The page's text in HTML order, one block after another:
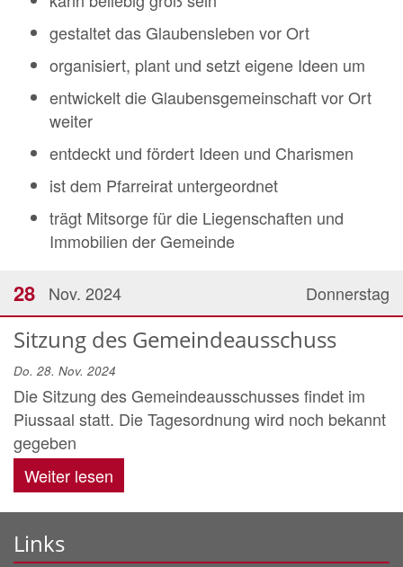
gestaltet das Glaubensleben vor Ort
organisiert, plant und setzt eigene Ideen um
entwickelt die Glaubensgemeinschaft vor Ort
weiter
entdeckt und fördert Ideen und Charismen
ist dem Pfarreirat untergeordnet
trägt Mitsorge für die Liegenschaften und
Immobilien der Gemeinde
Donnerstag
28 Nov. 2024
Sitzung des Gemeindeausschuss
Do. 28. Nov. 2024
Die Sitzung des Gemeindeausschusses findet im
Piussaal statt. Die Tagesordnung wird noch bekannt
gegeben
Weiter lesen
Links